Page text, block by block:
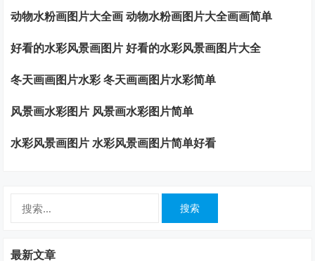
动物水粉画图片大全画 动物水粉画图片大全画画简单
好看的水彩风景画图片 好看的水彩风景画图片大全
冬天画画图片水彩 冬天画画图片水彩简单
风景画水彩图片 风景画水彩图片简单
水彩风景画图片 水彩风景画图片简单好看
最新文章